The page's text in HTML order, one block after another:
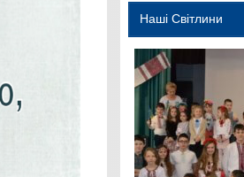
Наші Світлини